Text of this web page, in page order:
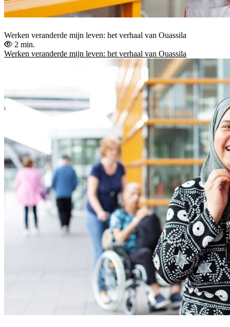
Werken veranderde mijn leven: het verhaal van Ouassila
2 min.
Werken veranderde mijn leven: het verhaal van Ouassila